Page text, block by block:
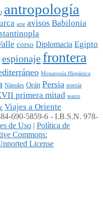
antropología
arte avisos Babilonia
corso Diplomacia Egipto
espionaje frontera
Monarquía Hispánica
Nápoles Orán Persia poesía
primera mitad teatro
Viajes a Oriente
690-5859-6 - I.B.S.N. 978-
de Uso | Política de
Commons:
License